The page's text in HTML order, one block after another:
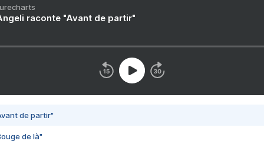
raconte "Avant de partir"
de partir"
de là"